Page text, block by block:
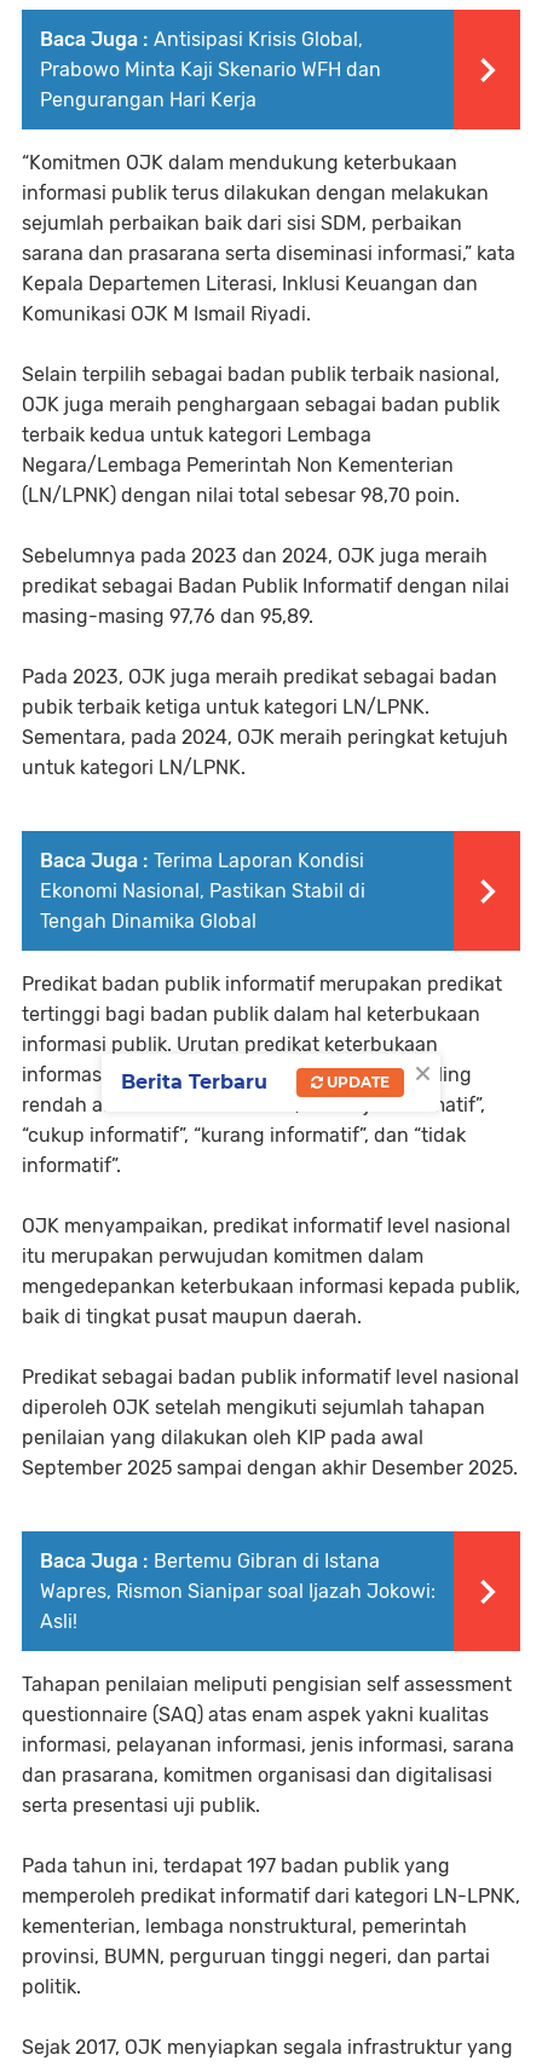
Baca Juga : Antisipasi Krisis Global,
Prabowo Minta Kaji Skenario WFH dan
Pengurangan Hari Kerja
“Komitmen OJK dalam mendukung keterbukaan
informasi publik terus dilakukan dengan melakukan
sejumlah perbaikan baik dari sisi SDM, perbaikan
sarana dan prasarana serta diseminasi informasi,” kata
Kepala Departemen Literasi, Inklusi Keuangan dan
Komunikasi OJK M Ismail Riyadi.
Selain terpilih sebagai badan publik terbaik nasional,
OJK juga meraih penghargaan sebagai badan publik
terbaik kedua untuk kategori Lembaga
Negara/Lembaga Pemerintah Non Kementerian
(LN/LPNK) dengan nilai total sebesar 98,70 poin.
Sebelumnya pada 2023 dan 2024, OJK juga meraih
predikat sebagai Badan Publik Informatif dengan nilai
masing-masing 97,76 dan 95,89.
Pada 2023, OJK juga meraih predikat sebagai badan
pubik terbaik ketiga untuk kategori LN/LPNK.
Sementara, pada 2024, OJK meraih peringkat ketujuh
untuk kategori LN/LPNK.
Baca Juga : Terima Laporan Kondisi
Ekonomi Nasional, Pastikan Stabil di
Tengah Dinamika Global
Predikat badan publik informatif merupakan predikat
tertinggi bagi badan publik dalam hal keterbukaan
informasi publik. Urutan predikat keterbukaan
informasi publik dari yang tertinggi hingga paling
rendah antara lain “informatif”, “menuju informatif”,
“cukup informatif”, “kurang informatif”, dan “tidak
informatif”.
OJK menyampaikan, predikat informatif level nasional
itu merupakan perwujudan komitmen dalam
mengedepankan keterbukaan informasi kepada publik,
baik di tingkat pusat maupun daerah.
Predikat sebagai badan publik informatif level nasional
diperoleh OJK setelah mengikuti sejumlah tahapan
penilaian yang dilakukan oleh KIP pada awal
September 2025 sampai dengan akhir Desember 2025.
Baca Juga : Bertemu Gibran di Istana
Wapres, Rismon Sianipar soal Ijazah Jokowi:
Asli!
Tahapan penilaian meliputi pengisian self assessment
questionnaire (SAQ) atas enam aspek yakni kualitas
informasi, pelayanan informasi, jenis informasi, sarana
dan prasarana, komitmen organisasi dan digitalisasi
serta presentasi uji publik.
Pada tahun ini, terdapat 197 badan publik yang
memperoleh predikat informatif dari kategori LN-LPNK,
kementerian, lembaga nonstruktural, pemerintah
provinsi, BUMN, perguruan tinggi negeri, dan partai
politik.
Sejak 2017, OJK menyiapkan segala infrastruktur yang
×
Berita Terbaru UPDATE